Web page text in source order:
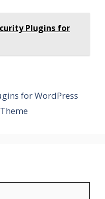
Plugins for
for WordPress